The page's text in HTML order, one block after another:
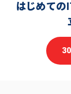
はじめての